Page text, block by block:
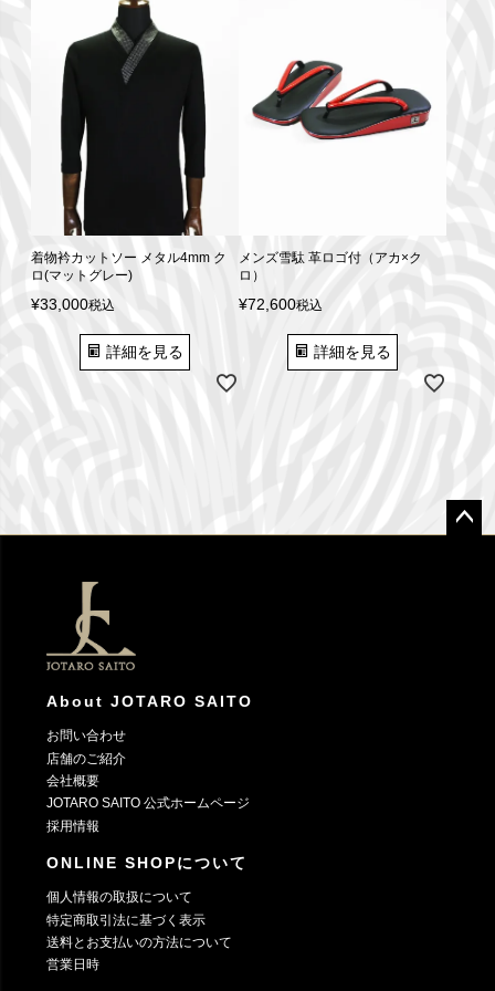
着物衿カットソー メタル4mm ク
ロ(マットグレー)
¥33,000税込
詳細を見る
メンズ雪駄 革ロゴ付（アカ×ク
ロ）
¥72,600税込
詳細を見る
About JOTARO SAITO
お問い合わせ
店舗のご紹介
会社概要
JOTARO SAITO 公式ホームページ
採用情報
ONLINE SHOPについて
個人情報の取扱について
特定商取引法に基づく表示
送料とお支払いの方法について
営業日時